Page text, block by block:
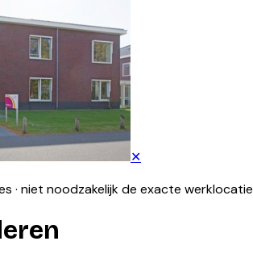
✕
· niet noodzakelijk de exacte werklocatie